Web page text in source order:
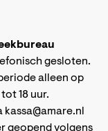
gesloten.
alleen op
18 uur.
kassa@amare.nl
geopend volgens